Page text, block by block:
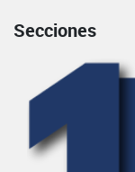
Secciones